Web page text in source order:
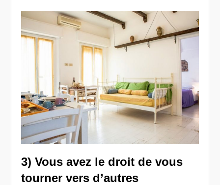
3) Vous avez le droit de vous
tourner vers d’autres